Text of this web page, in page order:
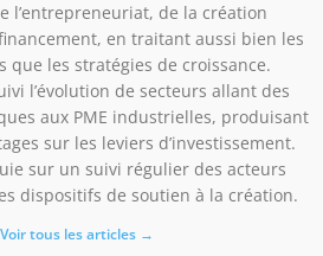
l’entrepreneuriat, de la création
en traitant aussi bien les
que les stratégies de croissance.
l’évolution de secteurs allant des
aux PME industrielles, produisant
sur les leviers d’investissement.
sur un suivi régulier des acteurs
dispositifs de soutien à la création.
Voir tous les articles →